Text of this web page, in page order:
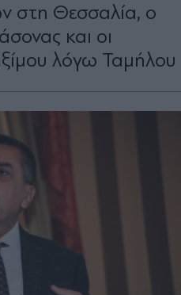
στη Θεσσαλία, ο
και οι
λόγω Ταµήλου